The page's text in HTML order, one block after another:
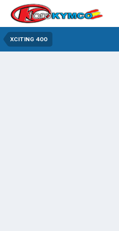
XCITING 400